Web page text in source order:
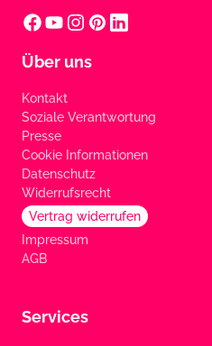
Über uns
Kontakt
Soziale Verantwortung
Presse
Cookie Informationen
Datenschutz
Widerrufsrecht
Vertrag widerrufen
Impressum
AGB
Services